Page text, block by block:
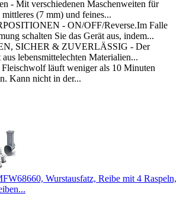
- Mit verschiedenen Maschenweiten für
(7 mm) und feines...
- ON/OFF/Reverse.Im Falle
schalten Sie das Gerät aus, indem...
SICHER & ZUVERLÄSSIG - Der
lebensmittelechten Materialien...
läuft weniger als 10 Minuten
Kann nicht in der...
Wurstausfatz, Reibe mit 4 Raspeln,